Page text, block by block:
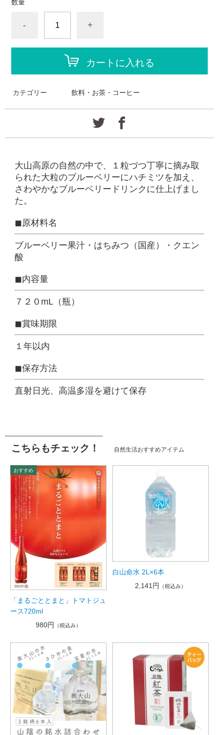
数量
- +
カートに入れる
カテゴリー 飲料・お茶・コーヒー
大山高原の自然の中で、１粒づつ丁寧に摘み取
られた大粒のブルーベリーにハチミツを加え、
さわやかなブルーベリードリンクに仕上げまし
た。
◼︎原材料名
ブルーベリー果汁・はちみつ（国産）・クエン
酸
◼︎内容量
７２０mL（瓶）
◼︎賞味期限
１年以内
◼︎保存方法
直射日光、高温多湿を避けて保存
こちらもチェック！ 自然生活おすすめアイテム
「まるごととまと」トマトジュ
ース720ml
980円
（税込み）
白山命水 2L×6本
2,141円
（税込み）